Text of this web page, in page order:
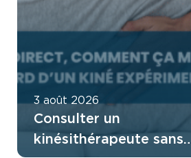
3 août 2026
Consulter un
kinésithérapeute sans